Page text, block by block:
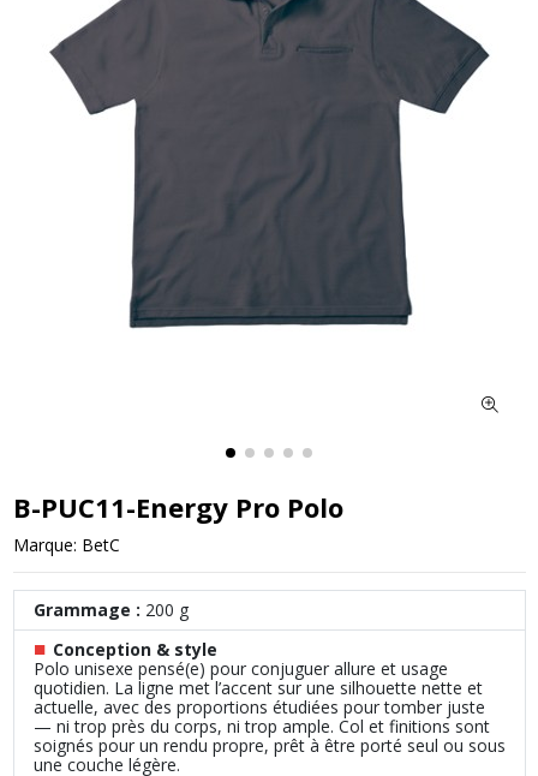
B-PUC11-Energy Pro Polo
Marque: BetC
Grammage : 200 g
■ Conception & style
Polo unisexe pensé(e) pour conjuguer allure et usage
quotidien. La ligne met l’accent sur une silhouette nette et
actuelle, avec des proportions étudiées pour tomber juste
— ni trop près du corps, ni trop ample. Col et finitions sont
soignés pour un rendu propre, prêt à être porté seul ou sous
une couche légère.